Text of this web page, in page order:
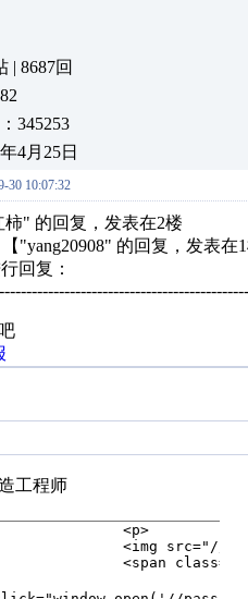
| 8687回
345253
4月25日
30 10:07:32
" 的回复，发表在2楼
的回复，发表
回复：
工程师